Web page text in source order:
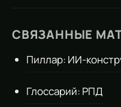
СВЯЗАННЫЕ
Пиллар: ИИ-
Глоссарий: РПД